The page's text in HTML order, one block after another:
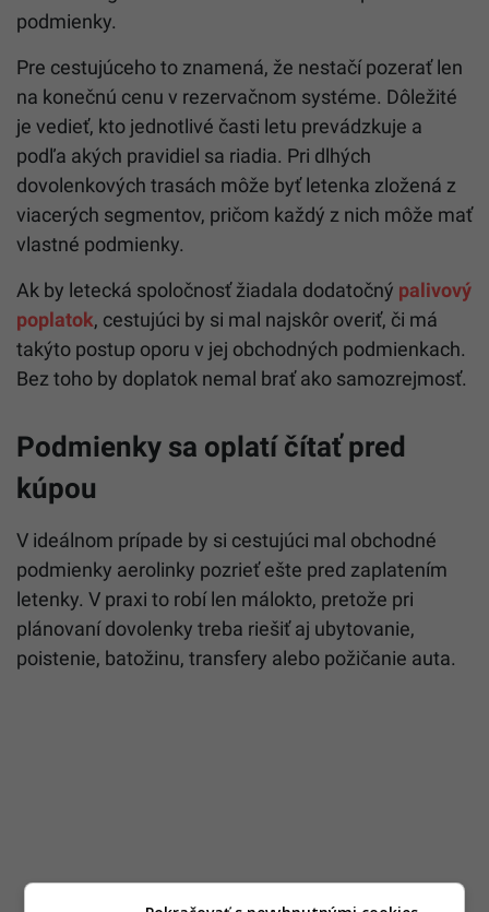
podmienky.
Pre cestujúceho to znamená, že nestačí pozerať len
na konečnú cenu v rezervačnom systéme. Dôležité
je vedieť, kto jednotlivé časti letu prevádzkuje a
podľa akých pravidiel sa riadia. Pri dlhých
dovolenkových trasách môže byť letenka zložená z
viacerých segmentov, pričom každý z nich môže mať
vlastné podmienky.
Ak by letecká spoločnosť žiadala dodatočný palivový
poplatok, cestujúci by si mal najskôr overiť, či má
takýto postup oporu v jej obchodných podmienkach.
Bez toho by doplatok nemal brať ako samozrejmosť.
Podmienky sa oplatí čítať pred
kúpou
V ideálnom prípade by si cestujúci mal obchodné
podmienky aerolinky pozrieť ešte pred zaplatením
letenky. V praxi to robí len málokto, pretože pri
plánovaní dovolenky treba riešiť aj ubytovanie,
poistenie, batožinu, transfery alebo požičanie auta.